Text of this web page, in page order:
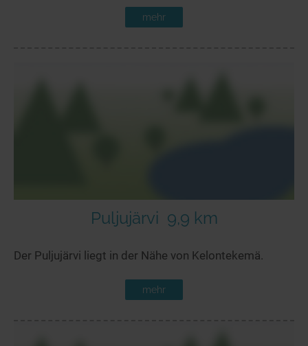
mehr
Puljujärvi 9,9 km
Der Puljujärvi liegt in der Nähe von Kelontekemä.
mehr